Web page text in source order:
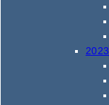
2023